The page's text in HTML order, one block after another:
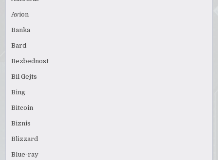
Avion
Banka
Bard
Bezbednost
Bil Gejts
Bing
Bitcoin
Biznis
Blizzard
Blue-ray